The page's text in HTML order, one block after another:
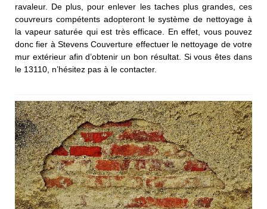
ravaleur. De plus, pour enlever les taches plus grandes, ces
couvreurs compétents adopteront le système de nettoyage à
la vapeur saturée qui est très efficace. En effet, vous pouvez
donc fier à Stevens Couverture effectuer le nettoyage de votre
mur extérieur afin d’obtenir un bon résultat. Si vous êtes dans
le 13110, n’hésitez pas à le contacter.